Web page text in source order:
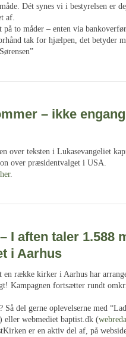
Dét synes vi i bestyrelsen er
af.
to måder – enten via
tak for hjælpen, det betyder
– ikke
over teksten i Lukasevangeliet
over præsidentvalget i USA.
.
I aften taler 1.588
i Aarhus
en række kirker i Aarhus har
Kampagnen fortsætter rundt
del gerne oplevelserne med
) eller webmediet baptist.dk (
er en aktiv del af, på